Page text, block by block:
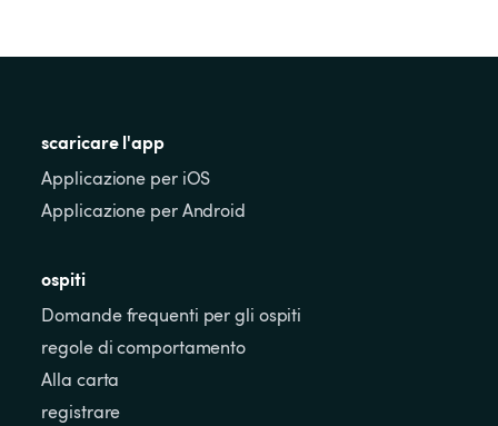
scaricare l'app
Applicazione per iOS
Applicazione per Android
ospiti
Domande frequenti per gli ospiti
regole di comportamento
Alla carta
registrare